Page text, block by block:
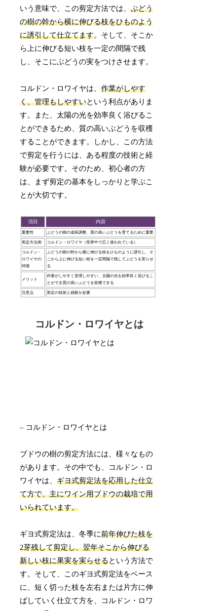
いう意味で、この剪定方法では、ぶどう
の樹の幹から横に伸びる枝をひものよう
に誘引して仕立てます。そして、そこか
ら上に伸びる短い枝を一定の間隔で残
し、そこにぶどうの実をつけさせます。
コルドン・ロワイヤは、作業がしやす
く、管理もしやすいという利点がありま
す。また、太陽の光を効率良く浴びるこ
とができるため、質の高いぶどうを収穫
することができます。しかし、この方法
で剪定を行うには、ある程度の技術と経
験が必要です。そのため、初心者の方
は、まず剪定の基本をしっかりと学ぶこ
とが大切です。
項目 内容
重要性 ぶどうの樹の成長調整、質の高いぶどうを育てるために重要
剪定方法例 コルドン・ロワイヤ（世界中で広く使われている）
コルドン・
ロワイヤの
特徴
ぶどうの樹の幹から横に伸びる枝をひものように誘引し、そ
こから上に伸びる短い枝を一定間隔で残してぶどうを実らせ
る
メリット
作業がしやすく管理しやすい、太陽の光を効率良く浴びるこ
とができ質の高いぶどうを収穫できる
注意点 剪定の技術と経験が必要
コルドン・ロワイヤとは
– コルドン・ロワイヤとは
ブドウの樹の剪定方法には、様々なもの
があります。その中でも、コルドン・ロ
ワイヤは、ギヨ式剪定法を応用した仕立
て方で、主にワイン用ブドウの栽培で用
いられています。
ギヨ式剪定法は、冬季に前年伸びた枝を
2芽残して剪定し、翌年そこから伸びる
新しい枝に果実を実らせるという方法で
す。そして、このギヨ式剪定法をベース
に、短く切った枝を左右または片方に伸
ばしていく仕立て方を、コルドン・ロワ